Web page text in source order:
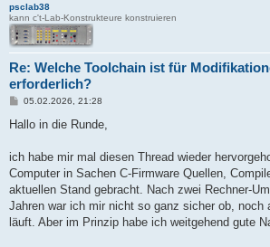
psclab38
kann c't-Lab-Konstrukteure konstruieren
Re: Welche Toolchain ist für
erforderlich?
B
i
a
05.02.2026, 21:28
Hallo in die Runde,
ich habe mir mal diesen Thread wieder
Computer in Sachen C-Firmware Quellen,
aktuellen Stand gebracht. Nach zwei Rechner-
Jahren war ich mir nicht so ganz sicher ob, noch
läuft. Aber im Prinzip habe ich weitgehend gute